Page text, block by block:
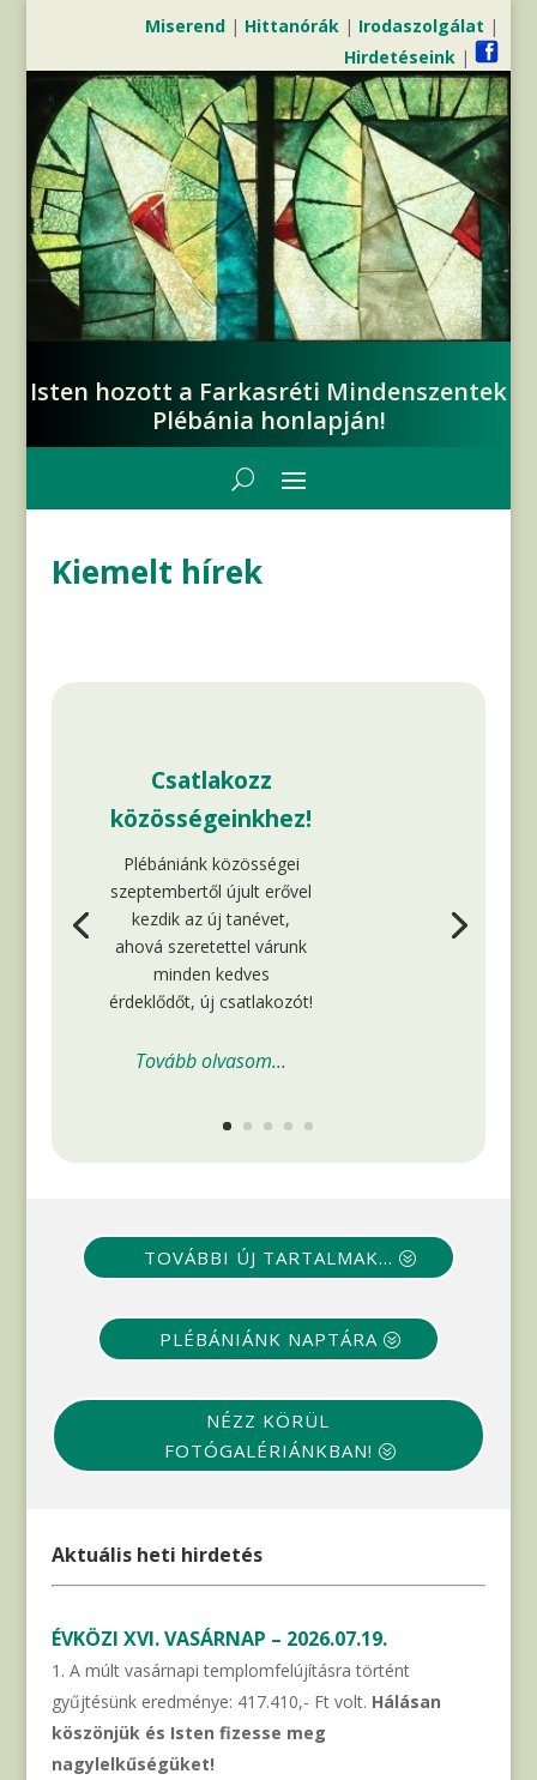
Miserend| Hittanórák| Irodaszolgálat |
Hirdetéseink|
Isten hozott a Farkasréti Mindenszentek
Plébánia honlapján!
Kiemelt hírek
Csatlakozz
közösségeinkhez!
Plébániánk közösségei
szeptembertől újult erővel
kezdik az új tanévet,
ahová szeretettel várunk
minden kedves
érdeklődőt, új csatlakozót!
Tovább olvasom...
TOVÁBBI ÚJ TARTALMAK...
PLÉBÁNIÁNK NAPTÁRA
NÉZZ KÖRÜL
FOTÓGALÉRIÁNKBAN!
Aktuális heti hirdetés
ÉVKÖZI XVI. VASÁRNAP – 2026.07.19.
A múlt vasárnapi templomfelújításra történt
gyűjtésünk eredménye: 417.410,- Ft volt. Hálásan
köszönjük és Isten fizesse meg
nagylelkűségüket!